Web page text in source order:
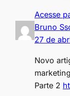
Acesse
Bruno
27 de
Novo
Parte 2